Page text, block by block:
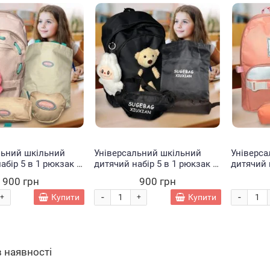
шкільний
5 в 1 рюкзак з
дрібниць та
900 грн
+ Купити
Універсальний шкільний
дитячий набір 5 в 1 рюкзак з
сумочкою для дрібниць та
лабубу Чорний з
ведмедиком
900 грн
+
- Купити
дитячий
лабубу
-
наявності